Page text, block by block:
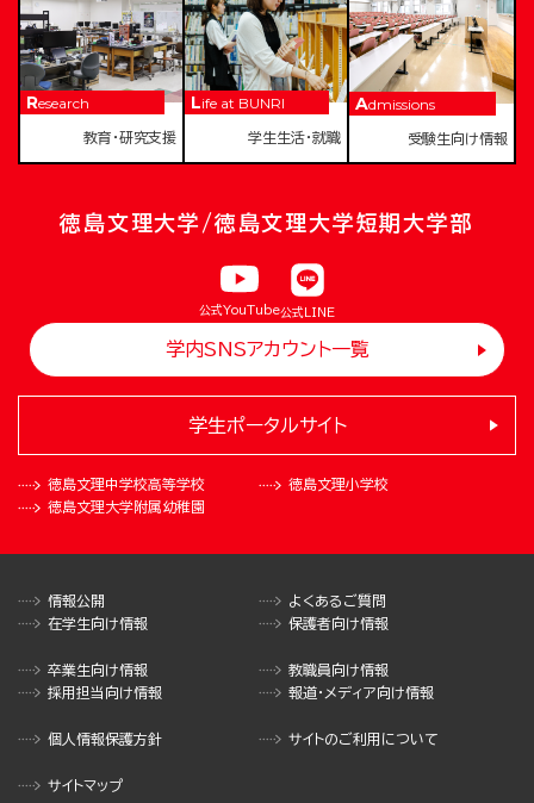
Research
教育・研究支援
Life at BUNRI
学生生活・就職
Admissions
受験生向け情報
徳島文理大学/徳島文理大学短期大学部
公式YouTube公式LINE
学内SNSアカウント一覧
徳島文理中学校高等学校
徳島文理小学校
徳島文理大学附属幼稚園
学生ポータルサイト
情報公開
よくあるご質問
在学生向け情報
保護者向け情報
卒業生向け情報
教職員向け情報
採用担当向け情報
報道・メディア向け情報
個人情報保護方針 サイトのご利用について
サイトマップ